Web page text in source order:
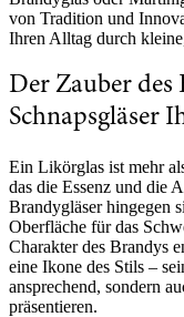
von Tradition und
Ihren Alltag durch
Der Zauber des
Schnapsgläser
Ein Likörglas ist mehr
das die Essenz und die
Brandygläser hingegen
Oberfläche für das
Charakter des Brandys
eine Ikone des Stils –
ansprechend, sondern
präsentieren.